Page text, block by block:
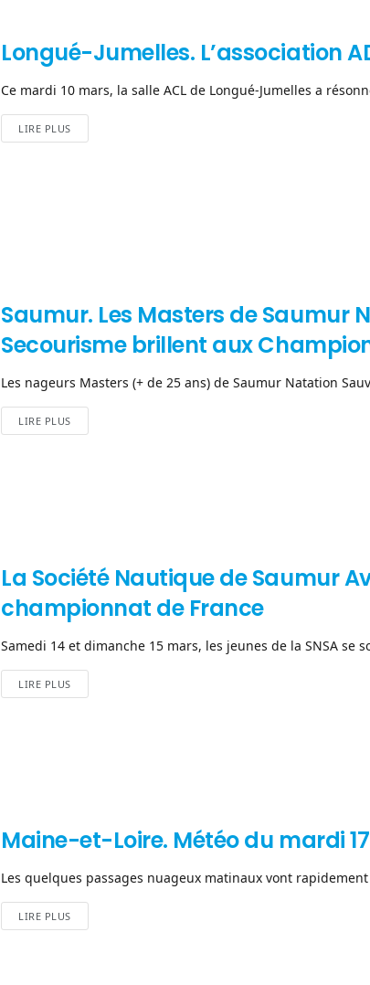
Longué-Jumelles. L’association
Ce mardi 10 mars, la salle ACL de Longué-Jumelles a
LIRE PLUS
Saumur. Les Masters de Saumur
Secourisme brillent aux
Les nageurs Masters (+ de 25 ans) de Saumur Natation
LIRE PLUS
La Société Nautique de Saumur
championnat de France
Samedi 14 et dimanche 15 mars, les jeunes de la SNSA se
LIRE PLUS
Maine-et-Loire. Météo du mardi
Les quelques passages nuageux matinaux vont
LIRE PLUS